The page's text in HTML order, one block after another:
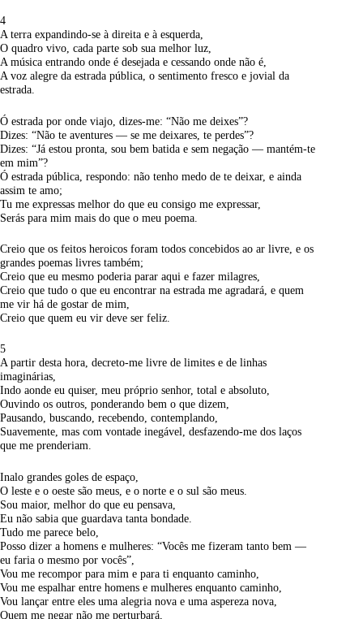
4
A terra expandindo-se à direita e à esquerda,
O quadro vivo, cada parte sob sua melhor luz,
A música entrando onde é desejada e cessando onde não é,
A voz alegre da estrada pública, o sentimento fresco e jovial da
estrada.
Ó estrada por onde viajo, dizes-me: “Não me deixes”?
Dizes: “Não te aventures — se me deixares, te perdes”?
Dizes: “Já estou pronta, sou bem batida e sem negação — mantém-te
em mim”?
Ó estrada pública, respondo: não tenho medo de te deixar, e ainda
assim te amo;
Tu me expressas melhor do que eu consigo me expressar,
Serás para mim mais do que o meu poema.
Creio que os feitos heroicos foram todos concebidos ao ar livre, e os
grandes poemas livres também;
Creio que eu mesmo poderia parar aqui e fazer milagres,
Creio que tudo o que eu encontrar na estrada me agradará, e quem
me vir há de gostar de mim,
Creio que quem eu vir deve ser feliz.
5
A partir desta hora, decreto-me livre de limites e de linhas
imaginárias,
Indo aonde eu quiser, meu próprio senhor, total e absoluto,
Ouvindo os outros, ponderando bem o que dizem,
Pausando, buscando, recebendo, contemplando,
Suavemente, mas com vontade inegável, desfazendo-me dos laços
que me prenderiam.
Inalo grandes goles de espaço,
O leste e o oeste são meus, e o norte e o sul são meus.
Sou maior, melhor do que eu pensava,
Eu não sabia que guardava tanta bondade.
Tudo me parece belo,
Posso dizer a homens e mulheres: “Vocês me fizeram tanto bem —
eu faria o mesmo por vocês”,
Vou me recompor para mim e para ti enquanto caminho,
Vou me espalhar entre homens e mulheres enquanto caminho,
Vou lançar entre eles uma alegria nova e uma aspereza nova,
Quem me negar não me perturbará,